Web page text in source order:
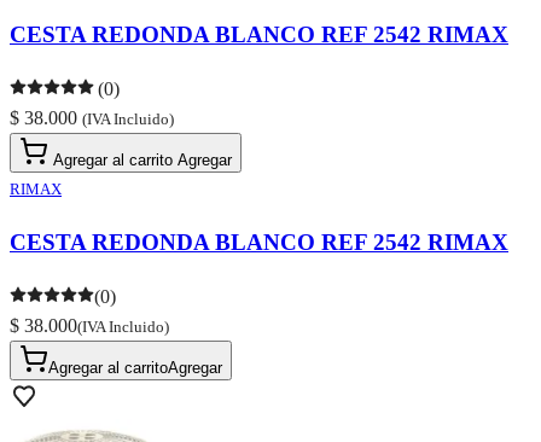
CESTA REDONDA BLANCO REF 2542 RIMAX
(0)
$ 38.000 (IVA Incluido)
Agregar al carrito Agregar
RIMAX
CESTA REDONDA BLANCO REF 2542 RIMAX
(0)
$ 38.000(IVA Incluido)
Agregar al carritoAgregar